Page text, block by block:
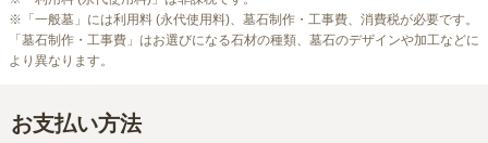
※「一般墓」には利用料 (永代使用料)、墓石制作・工事費、消費税が必要です。
「墓石制作・工事費」はお選びになる石材の種類、墓石のデザインや加工などに
より異なります。
お支払い方法